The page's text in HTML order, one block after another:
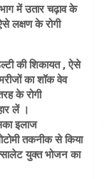
में उतार चढ़ाव के
लक्षण के रोगी
की शिकायत , ऐसे
का शॉक वेव
के रोगी
लें ।
इलाज
तकनीक से किया
युक्त भोजन का